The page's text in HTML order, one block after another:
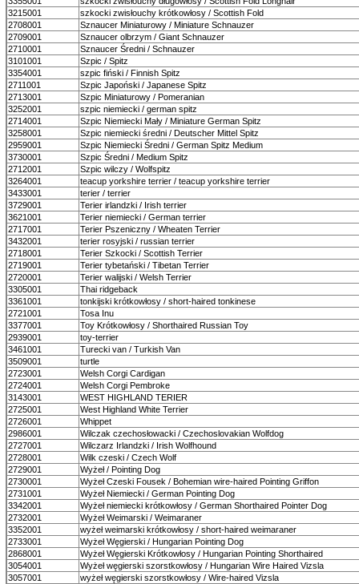
3215001
szkocki zwisłouchy krótkowłosy / Scottish Fold
2708001
Sznaucer Miniaturowy / Miniature Schnauzer
2709001
Sznaucer olbrzym / Giant Schnauzer
2710001
Sznaucer Średni / Schnauzer
3101001
Szpic / Spitz
3354001
szpic fiński / Finnish Spitz
2711001
Szpic Japoński / Japanese Spitz
2713001
Szpic Miniaturowy / Pomeranian
3252001
szpic niemiecki / german spitz
2714001
Szpic Niemiecki Mały / Miniature German Spitz
3258001
Szpic niemiecki średni / Deutscher Mittel Spitz
2959001
Szpic Niemiecki Średni / German Spitz Medium
3730001
Szpic Średni / Medium Spitz
2712001
Szpic wilczy / Wolfspitz
3264001
teacup yorkshire terrier / teacup yorkshire terrier
3433001
terier / terrier
3729001
Terier irlandzki / Irish terrier
3621001
Terier niemiecki / German terrier
2717001
Terier Pszeniczny / Wheaten Terrier
3432001
terier rosyjski / russian terrier
2718001
Terier Szkocki / Scottish Terrier
2719001
Terier tybetański / Tibetan Terrier
2720001
Terier walijski / Welsh Terrier
3305001
Thai ridgeback
3361001
tonkijski krótkowłosy / short-haired tonkinese
2721001
Tosa Inu
3377001
Toy Krótkowłosy / Shorthaired Russian Toy
2939001
toy-terrier
3461001
Turecki van / Turkish Van
3509001
turtle
2723001
Welsh Corgi Cardigan
2724001
Welsh Corgi Pembroke
3143001
WEST HIGHLAND TERIER
2725001
West Highland White Terrier
2726001
Whippet
2986001
Wilczak czechosłowacki / Czechoslovakian Wolfdog
2727001
Wilczarz Irlandzki / Irish Wolfhound
2728001
Wilk czeski / Czech Wolf
2729001
Wyżeł / Pointing Dog
2730001
Wyżeł Czeski Fousek / Bohemian wire-haired Pointing Griffon
2731001
Wyżeł Niemiecki / German Pointing Dog
3342001
Wyżeł niemiecki krótkowłosy / German Shorthaired Pointer Dog
2732001
Wyżeł Weimarski / Weimaraner
3352001
wyżeł weimarski krótkowłosy / short-haired weimaraner
2733001
Wyżeł Węgierski / Hungarian Pointing Dog
2868001
Wyżeł Węgierski Krótkowłosy / Hungarian Pointing Shorthaired
3054001
Wyżeł węgierski szorstkowłosy / Hungarian Wire Haired Vizsla
3057001
wyżeł węgierski szorstkowłosy / Wire-haired Vizsla